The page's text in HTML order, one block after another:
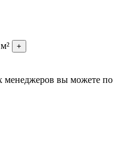
м²
+
менеджеров вы можете по